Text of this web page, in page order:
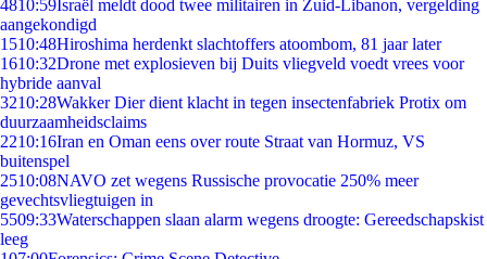
4810:59Israël meldt dood twee militairen in Zuid-Libanon, vergelding
aangekondigd
1510:48Hiroshima herdenkt slachtoffers atoombom, 81 jaar later
1610:32Drone met explosieven bij Duits vliegveld voedt vrees voor
hybride aanval
3210:28Wakker Dier dient klacht in tegen insectenfabriek Protix om
duurzaamheidsclaims
2210:16Iran en Oman eens over route Straat van Hormuz, VS
buitenspel
2510:08NAVO zet wegens Russische provocatie 250% meer
gevechtsvliegtuigen in
5509:33Waterschappen slaan alarm wegens droogte: Gereedschapskist
leeg